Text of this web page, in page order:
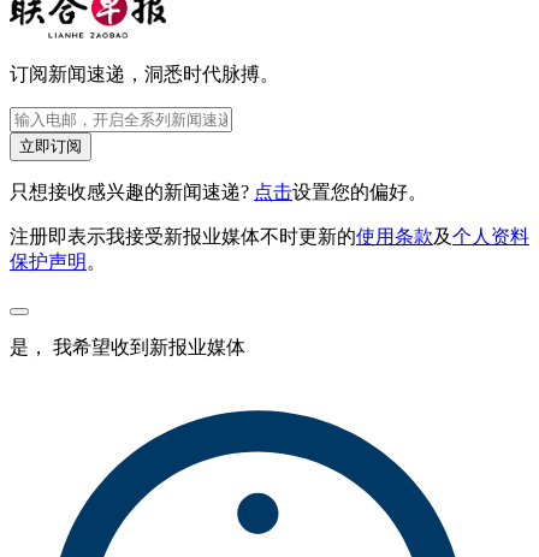
订阅新闻速递，洞悉时代脉搏。
立即订阅
只想接收感兴趣的新闻速递? 点击设置您的偏好。
注册即表示我接受新报业媒体不时更新的使用条款及个人资料
保护声明 。
是， 我希望收到新报业媒体